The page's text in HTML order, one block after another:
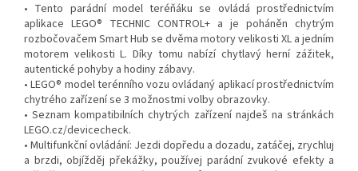
• Tento parádní model teréňáku se ovládá prostřednictvím
aplikace LEGO® TECHNIC CONTROL+ a je poháněn chytrým
rozbočovačem Smart Hub se dvěma motory velikosti XL a jedním
motorem velikosti L. Díky tomu nabízí chytlavý herní zážitek,
autentické pohyby a hodiny zábavy.
• LEGO® model terénního vozu ovládaný aplikací prostřednictvím
chytrého zařízení se 3 možnostmi volby obrazovky.
• Seznam kompatibilních chytrých zařízení najdeš na stránkách
LEGO.cz/devicecheck.
• Multifunkční ovládání: Jezdi dopředu a dozadu, zatáčej, zrychluj
a brzdi, objížděj překážky, používej parádní zvukové efekty a